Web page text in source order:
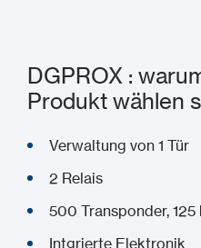
DGPROX :
Produkt wählen
Verwaltung von 1 Tür
2 Relais
500 Transponder,
Intgrierte Elektronik